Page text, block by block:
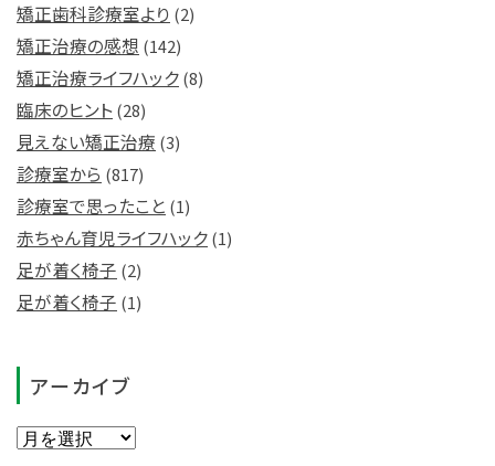
矯正歯科診療室より (2)
矯正治療の感想 (142)
矯正治療ライフハック(8)
臨床のヒント(28)
見えない矯正治療 (3)
診療室から (817)
診療室で思ったこと (1)
赤ちゃん育児ライフハック(1)
足が着く椅子 (2)
足が着く椅子 (1)
アーカイブ